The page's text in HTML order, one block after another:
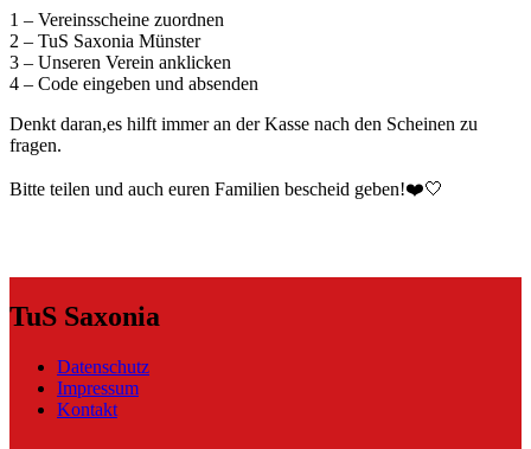
1 – Vereinsscheine zuordnen
2 – TuS Saxonia Münster
3 – Unseren Verein anklicken
4 – Code eingeben und absenden
Denkt daran,es hilft immer an der Kasse nach den Scheinen zu
fragen.
Bitte teilen und auch euren Familien bescheid geben!❤️🤍
TuS Saxonia
Datenschutz
Impressum
Kontakt